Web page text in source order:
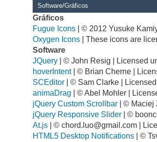
Software/Gráficos
Gráficos
Fugue Icons | © 2012 Yusuke
Oxygen Icons | These icons are
Software
JQuery | © John Resig | Licensed
hoverIntent| © Brian Cherne |
SCEditor | © Sam Clarke |
animaDrag | © Abel Mohler |
jQuery Custom Scrollbar | ©
jQuery Responsive Slider | ©
At.js | ©chord.luo@gmail.com |
HTML5 Desktop Notifications | ©